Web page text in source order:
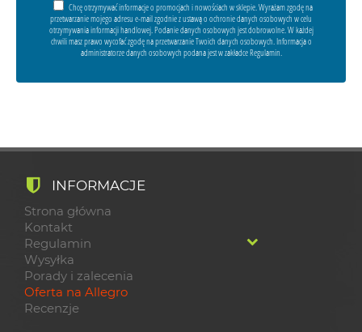
Chcę otrzymywać informacje o promocjach i nowościach w sklepie. Wyrażam zgodę na
przetwarzanie mojego adresu e-mail zgodnie z ustawą o ochronie danych osobowych w celu
otrzymywania informacji handlowej. Podanie danych osobowych jest dobrowolne. W każdej
chwili masz prawo wycofać zgodę na przetwarzanie Twoich danych osobowych. Informacja o
administratorze danych osobowych podana jest w zakładce Regulamin.
INFORMACJE
Strona główna
Kontakt
Regulamin
Wysyłka
Porady i zalecenia
Oferta na Allegro
Recenzje